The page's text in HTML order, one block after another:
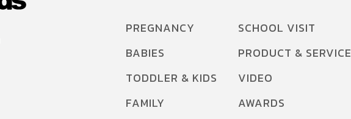
PREGNANCY
BABIES
TODDLER & KIDS
FAMILY
SCHOOL VISIT
PRODUCT & SERVICE
VIDEO
AWARDS